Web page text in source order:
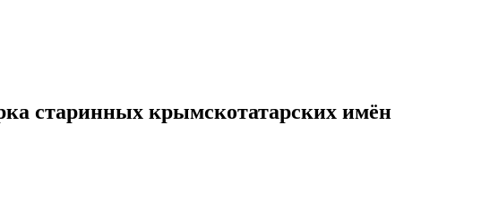
старинных крымскотатарских имён